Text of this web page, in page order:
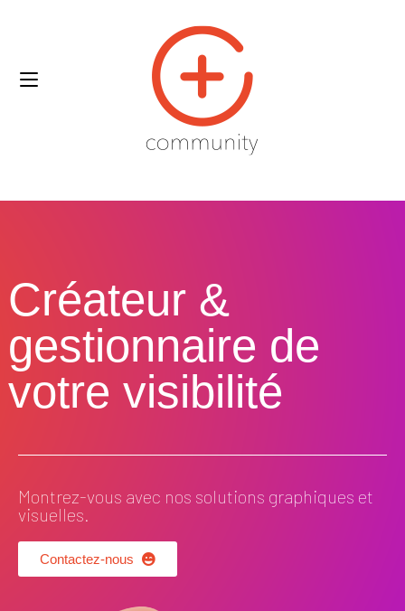
Créateur &
gestionnaire de
votre visibilité​
Montrez-vous avec nos solutions graphiques et
visuelles.
Contactez-nous